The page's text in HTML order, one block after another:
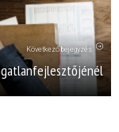
Következő bejegyzés